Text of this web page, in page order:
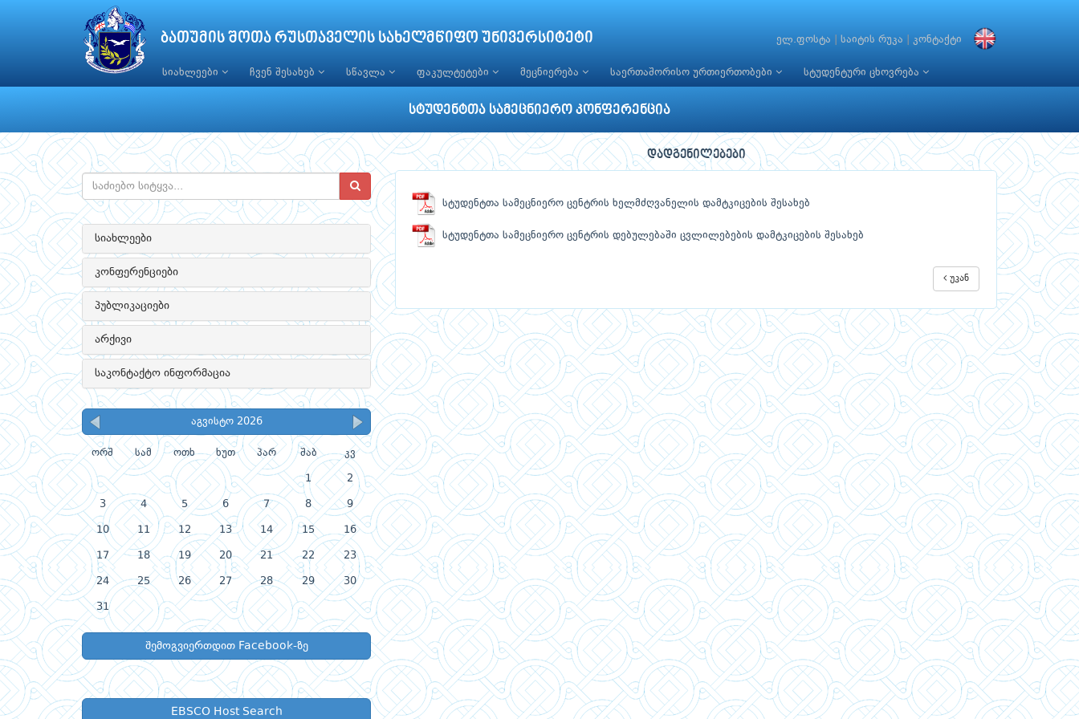
ბათუმის შოთა რუსთაველის სახელმწიფო უნივერსიტეტი ელ.ფოსტა საიტის რუკა კონტაქტი
სიახლეები ჩვენ შესახებ სწავლა ფაკულტეტები მეცნიერება საერთაშორისო ურთიერთობები სტუდენტური ცხოვრება
სტუდენტთა სამეცნიერო კონფერენცია
სიახლეები
კონფერენციები
პუბლიკაციები
არქივი
საკონტაქტო ინფორმაცია
აგვისტო 2026
ორშ სამ ოთხ ხუთ პარ შაბ კვ
1 2
3 4 5 6 7 8 9
10 11 12 13 14 15 16
17 18 19 20 21 22 23
24 25 26 27 28 29 30
31
შემოგვიერთდით Facebook-ზე
EBSCO Host Search
დადგენილებები
სტუდენტთა სამეცნიერო ცენტრის ხელმძღვანელის დამტკიცების შესახებ
სტუდენტთა სამეცნიერო ცენტრის დებულებაში ცვლილებების დამტკიცების შესახებ
უკან